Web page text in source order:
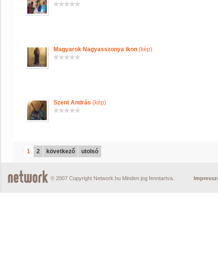
Magyarok Nagyasszonya ikon (kép)
Szent András (kép)
1 2 következő utolsó
© 2007 Copyright Network.hu Minden jog fenntartva.